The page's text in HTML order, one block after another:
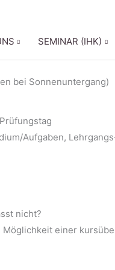
SEMINAR (IHK)
Aufgaben,
nicht?
einer